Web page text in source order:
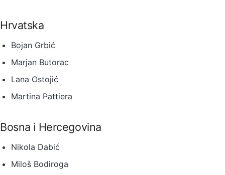
Hrvatska
Bojan Grbić
Marjan Butorac
Lana Ostojić
Martina Pattiera
Bosna i Hercegovina
Nikola Dabić
Miloš Bodiroga